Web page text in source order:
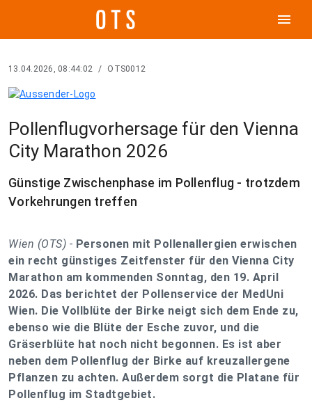
menu
13.04.2026, 08:44:02 / OTS0012
Pollenflugvorhersage für den Vienna
City Marathon 2026
Günstige Zwischenphase im Pollenflug - trotzdem
Vorkehrungen treffen
Wien (OTS) - Personen mit Pollenallergien erwischen
ein recht günstiges Zeitfenster für den Vienna City
Marathon am kommenden Sonntag, den 19. April
2026. Das berichtet der Pollenservice der MedUni
Wien. Die Vollblüte der Birke neigt sich dem Ende zu,
ebenso wie die Blüte der Esche zuvor, und die
Gräserblüte hat noch nicht begonnen. Es ist aber
neben dem Pollenflug der Birke auf kreuzallergene
Pflanzen zu achten. Außerdem sorgt die Platane für
Pollenflug im Stadtgebiet.